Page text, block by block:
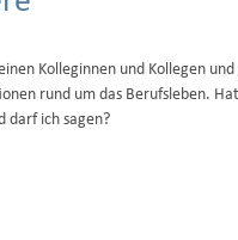
Kolleginnen und Kollegen
rund um das Berufsleben.
darf ich sagen?